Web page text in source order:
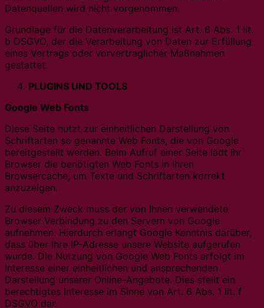
Datenquellen wird nicht vorgenommen.
Grundlage für die Datenverarbeitung ist Art. 6 Abs. 1 lit.
b DSGVO, der die Verarbeitung von Daten zur Erfüllung
eines Vertrags oder vorvertraglicher Maßnahmen
gestattet.
PLUGINS UND TOOLS
Google Web Fonts
Diese Seite nutzt zur einheitlichen Darstellung von
Schriftarten so genannte Web Fonts, die von Google
bereitgestellt werden. Beim Aufruf einer Seite lädt Ihr
Browser die benötigten Web Fonts in ihren
Browsercache, um Texte und Schriftarten korrekt
anzuzeigen.
Zu diesem Zweck muss der von Ihnen verwendete
Browser Verbindung zu den Servern von Google
aufnehmen. Hierdurch erlangt Google Kenntnis darüber,
dass über Ihre IP-Adresse unsere Website aufgerufen
wurde. Die Nutzung von Google Web Fonts erfolgt im
Interesse einer einheitlichen und ansprechenden
Darstellung unserer Online-Angebote. Dies stellt ein
berechtigtes Interesse im Sinne von Art. 6 Abs. 1 lit. f
DSGVO dar.